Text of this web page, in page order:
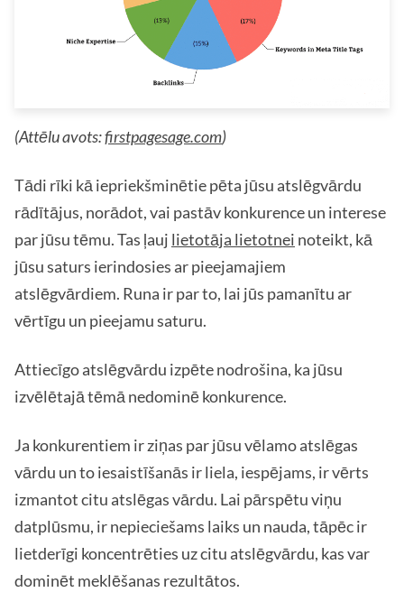
(Attēlu avots:firstpagesage.com)
Tādi rīki kā iepriekšminētie pēta jūsu atslēgvārdu
rādītājus, norādot, vai pastāv konkurence un interese
par jūsu tēmu. Tas ļauj lietotāja lietotnei noteikt, kā
jūsu saturs ierindosies ar pieejamajiem
atslēgvārdiem. Runa ir par to, lai jūs pamanītu ar
vērtīgu un pieejamu saturu.
Attiecīgo atslēgvārdu izpēte nodrošina, ka jūsu
izvēlētajā tēmā nedominē konkurence.
Ja konkurentiem ir ziņas par jūsu vēlamo atslēgas
vārdu un to iesaistīšanās ir liela, iespējams, ir vērts
izmantot citu atslēgas vārdu. Lai pārspētu viņu
datplūsmu, ir nepieciešams laiks un nauda, tāpēc ir
lietderīgi koncentrēties uz citu atslēgvārdu, kas var
dominēt meklēšanas rezultātos.